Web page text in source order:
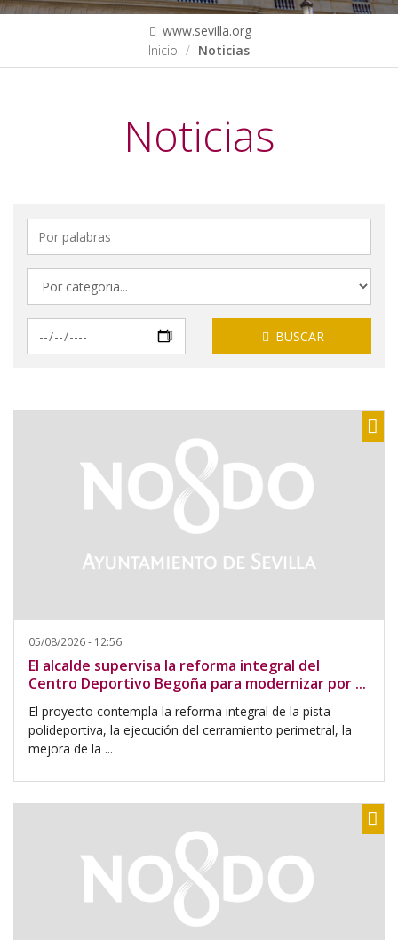
www.sevilla.org
Inicio
Noticias
Noticias
palabras
categorias
fechas
BUSCAR
05/08/2026 - 12:56
El alcalde supervisa la reforma integral del
Centro Deportivo Begoña para modernizar por ...
El proyecto contempla la reforma integral de la pista
polideportiva, la ejecución del cerramiento perimetral, la
mejora de la ...